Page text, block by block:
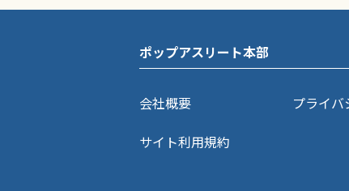
ポップアスリート本部
会社概要 プライバ
サイト利用規約